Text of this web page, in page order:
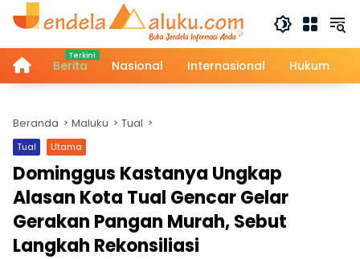
Langsung
HomeBerita Nasional Internasional Hukum
Beranda Maluku Tual
Tual Utama
Dominggus Kastanya Ungkap
Alasan Kota Tual Gencar Gelar
Gerakan Pangan Murah, Sebut
Langkah Rekonsiliasi